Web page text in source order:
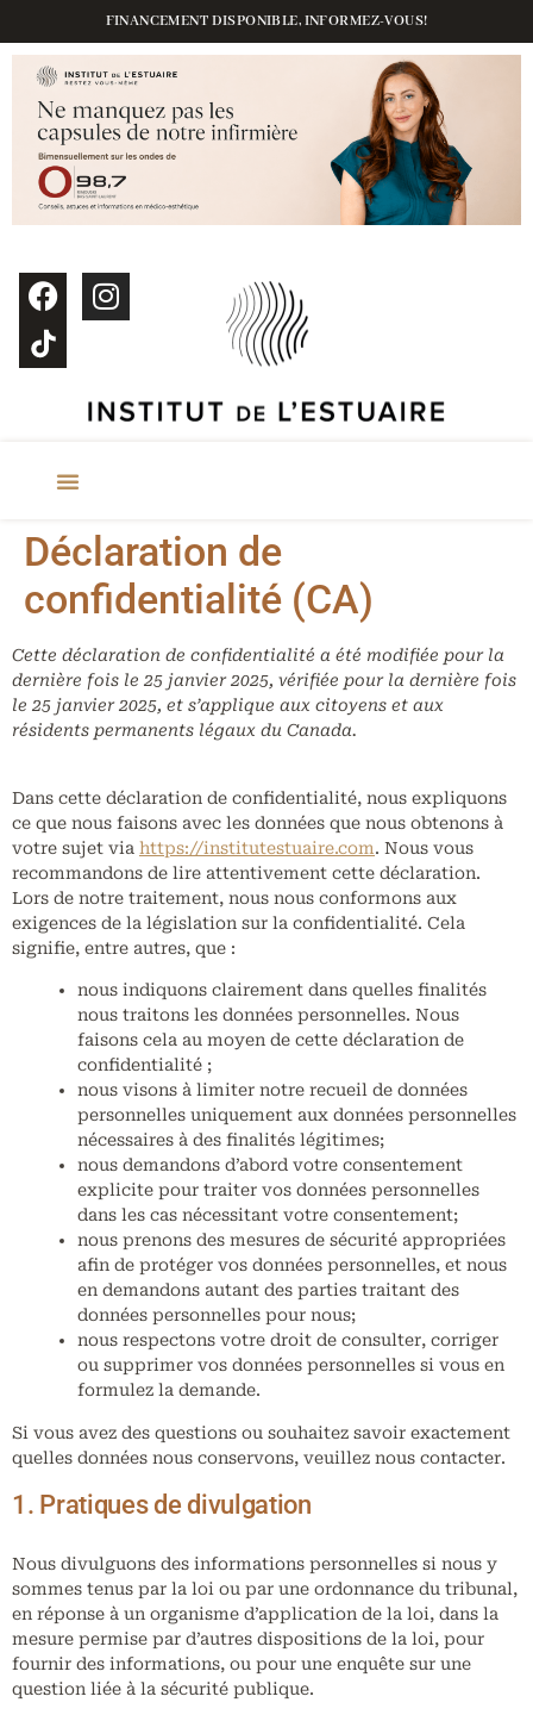
FINANCEMENT DISPONIBLE, INFORMEZ-VOUS!
Déclaration de
confidentialité (CA)
Cette déclaration de confidentialité a été modifiée pour la
dernière fois le 25 janvier 2025, vérifiée pour la dernière fois
le 25 janvier 2025, et s’applique aux citoyens et aux
résidents permanents légaux du Canada.
Dans cette déclaration de confidentialité, nous expliquons
ce que nous faisons avec les données que nous obtenons à
votre sujet via https://institutestuaire.com. Nous vous
recommandons de lire attentivement cette déclaration.
Lors de notre traitement, nous nous conformons aux
exigences de la législation sur la confidentialité. Cela
signifie, entre autres, que :
nous indiquons clairement dans quelles finalités
nous traitons les données personnelles. Nous
faisons cela au moyen de cette déclaration de
confidentialité ;
nous visons à limiter notre recueil de données
personnelles uniquement aux données personnelles
nécessaires à des finalités légitimes;
nous demandons d’abord votre consentement
explicite pour traiter vos données personnelles
dans les cas nécessitant votre consentement;
nous prenons des mesures de sécurité appropriées
afin de protéger vos données personnelles, et nous
en demandons autant des parties traitant des
données personnelles pour nous;
nous respectons votre droit de consulter, corriger
ou supprimer vos données personnelles si vous en
formulez la demande.
Si vous avez des questions ou souhaitez savoir exactement
quelles données nous conservons, veuillez nous contacter.
1. Pratiques de divulgation
Nous divulguons des informations personnelles si nous y
sommes tenus par la loi ou par une ordonnance du tribunal,
en réponse à un organisme d’application de la loi, dans la
mesure permise par d’autres dispositions de la loi, pour
fournir des informations, ou pour une enquête sur une
question liée à la sécurité publique.